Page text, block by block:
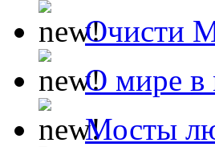
Очисти
О мире в
Мосты